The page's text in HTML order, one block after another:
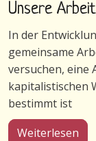
Unsere Arbeit
In der
gemeinsame
versuchen, eine
kapitalistischen
bestimmt ist
Weiterlesen